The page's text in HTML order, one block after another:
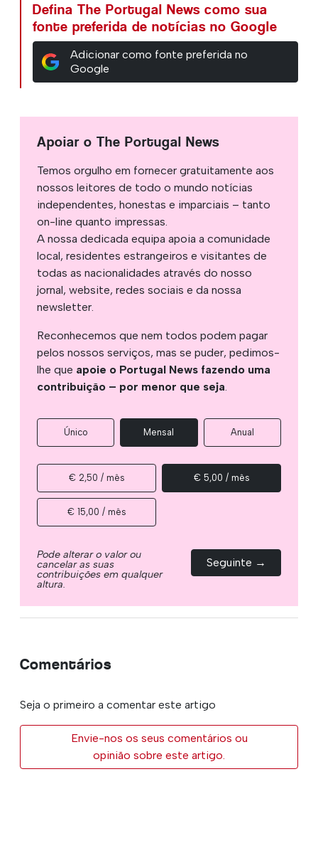
Defina The Portugal News como sua
fonte preferida de notícias no Google
Adicionar como fonte preferida no
Google
Apoiar o The Portugal News
Temos orgulho em fornecer gratuitamente aos
nossos leitores de todo o mundo notícias
independentes, honestas e imparciais – tanto
on-line quanto impressas.
A nossa dedicada equipa apoia a comunidade
local, residentes estrangeiros e visitantes de
todas as nacionalidades através do nosso
jornal, website, redes sociais e da nossa
newsletter.
Reconhecemos que nem todos podem pagar
pelos nossos serviços, mas se puder, pedimos-
lhe que apoie o Portugal News fazendo uma
contribuição – por menor que seja.
Único Mensal Anual
€ 2,50 / mês € 5,00 / mês
€ 15,00 / mês
Pode alterar o valor ou
cancelar as suas
contribuições em qualquer
altura.
Seguinte →
Comentários
Seja o primeiro a comentar este artigo
Envie-nos os seus comentários ou
opinião sobre este artigo.